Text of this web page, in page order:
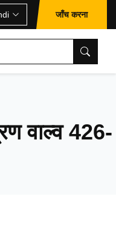
जाँच करना
वाल्व 426-